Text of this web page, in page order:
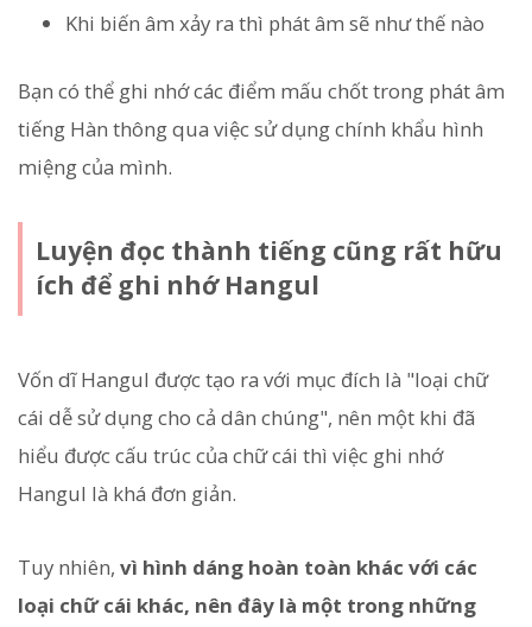
Khi biến âm xảy ra thì phát âm sẽ như thế nào
Bạn có thể ghi nhớ các điểm mấu chốt trong phát âm
tiếng Hàn thông qua việc sử dụng chính khẩu hình
miệng của mình.
Luyện đọc thành tiếng cũng rất hữu
ích để ghi nhớ Hangul
Vốn dĩ Hangul được tạo ra với mục đích là "loại chữ
cái dễ sử dụng cho cả dân chúng", nên một khi đã
hiểu được cấu trúc của chữ cái thì việc ghi nhớ
Hangul là khá đơn giản.
Tuy nhiên, vì hình dáng hoàn toàn khác với các
loại chữ cái khác, nên đây là một trong những